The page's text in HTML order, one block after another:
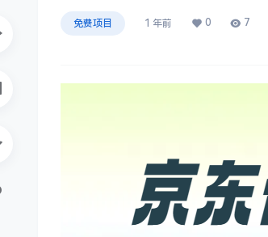
免费项目 1 年前 0 7